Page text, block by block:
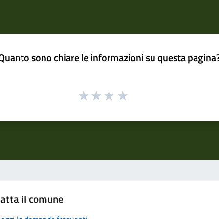
sono chiare le informazioni su questa
il comune